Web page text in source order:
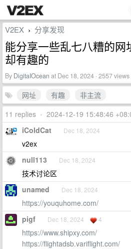
V2EX › 分享发现
能分享一些乱七八糟的网
却有趣的
By DigitaIOcean at Dec 18, 2024 · 2557 views
网址 有趣
非主流
11 replies • 2024-12-19 15:48:46
iColdCat Dec 18, 2024
v2ex
null113 Dec 18, 2024
技术讨论区
unamed Dec 18, 2024
https://youquhome.com/
pigf Dec 18, 2024 4
https://www.shipxy.com/
https://flightadsb.variflight.com/